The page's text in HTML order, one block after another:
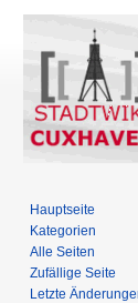
Hauptseite
Kategorien
Alle Seiten
Zufällige Seite
Letzte